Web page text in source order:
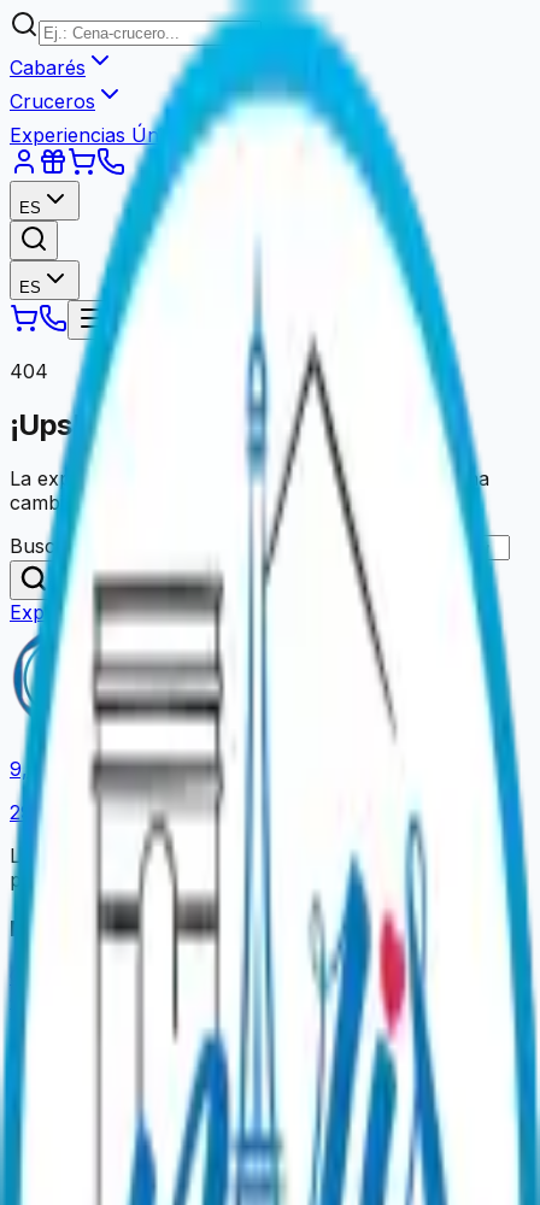
Cabarés
Cruceros
Experiencias Únicas
ES
ES
404
¡Ups! Página no encontrada.
La experiencia que busca ya no está disponible o ha
cambiado de dirección.
Buscar una actividad o lugar…
Buscar
Explorar nuestras ofertas
9,4 / 10
2978
opiniones
La plataforma oficial para reservar sus experiencias
parisinas.
Nuestras Experiencias
Cenas Espectáculo Cruceros de Paseo Cruceros con
Cena
Visitas InsólitasIdeas Regalo
Utilizar mi tarjeta regalo Guías y noticiasSer socio
nosotros
¡Contacte con nuestro equipo!